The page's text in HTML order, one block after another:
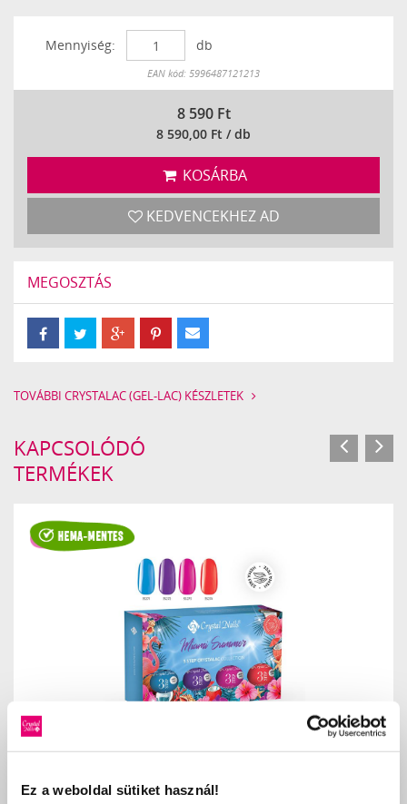
Ez a weboldal sütiket használ!
Mennyiség: db
Készleten
EAN kód: 5996487121213
8 590 Ft
8 590,00 Ft / db
KOSÁRBA
KEDVENCEKHEZ AD
MEGOSZTÁS
TOVÁBBI CRYSTALAC (GEL-LAC) KÉSZLETEK
KAPCSOLÓDÓ
TERMÉKEK